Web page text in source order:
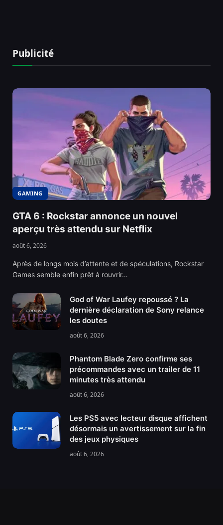
Publicité
GAMING
GTA 6 : Rockstar annonce un nouvel
aperçu très attendu sur Netflix
août 6, 2026
Après de longs mois d’attente et de spéculations, Rockstar
Games semble enfin prêt à rouvrir…
God of War Laufey repoussé ? La
dernière déclaration de Sony relance
les doutes
août 6, 2026
Phantom Blade Zero confirme ses
précommandes avec un trailer de 11
minutes très attendu
août 6, 2026
Les PS5 avec lecteur disque affichent
désormais un avertissement sur la fin
des jeux physiques
août 6, 2026